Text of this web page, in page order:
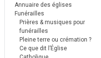
Annuaire des églises
Funérailles
Prières & musiques pour
funérailles
Pleine terre ou crémation ?
Ce que dit l’Église